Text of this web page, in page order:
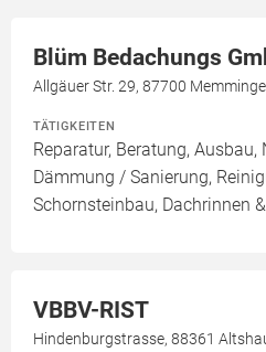
Blüm Bedachungs
Allgäuer Str. 29, 87700
TÄTIGKEITEN
Reparatur, Beratung, Ausbau,
Dämmung / Sanierung,
Schornsteinbau, Dachrinnen
VBBV-RIST
Hindenburgstrasse, 88361